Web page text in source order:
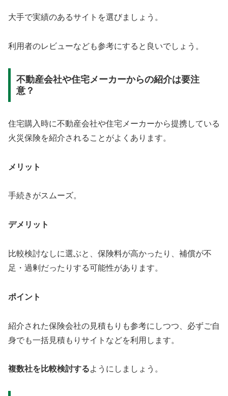
大手で実績のあるサイトを選びましょう。
利用者のレビューなども参考にすると良いでしょう。
不動産会社や住宅メーカーからの紹介は要注
意？
住宅購入時に不動産会社や住宅メーカーから提携している
火災保険を紹介されることがよくあります。
メリット
手続きがスムーズ。
デメリット
比較検討なしに選ぶと、保険料が高かったり、補償が不
足・過剰だったりする可能性があります。
ポイント
紹介された保険会社の見積もりも参考にしつつ、必ずご自
身でも一括見積もりサイトなどを利用します。
複数社を比較検討するようにしましょう。